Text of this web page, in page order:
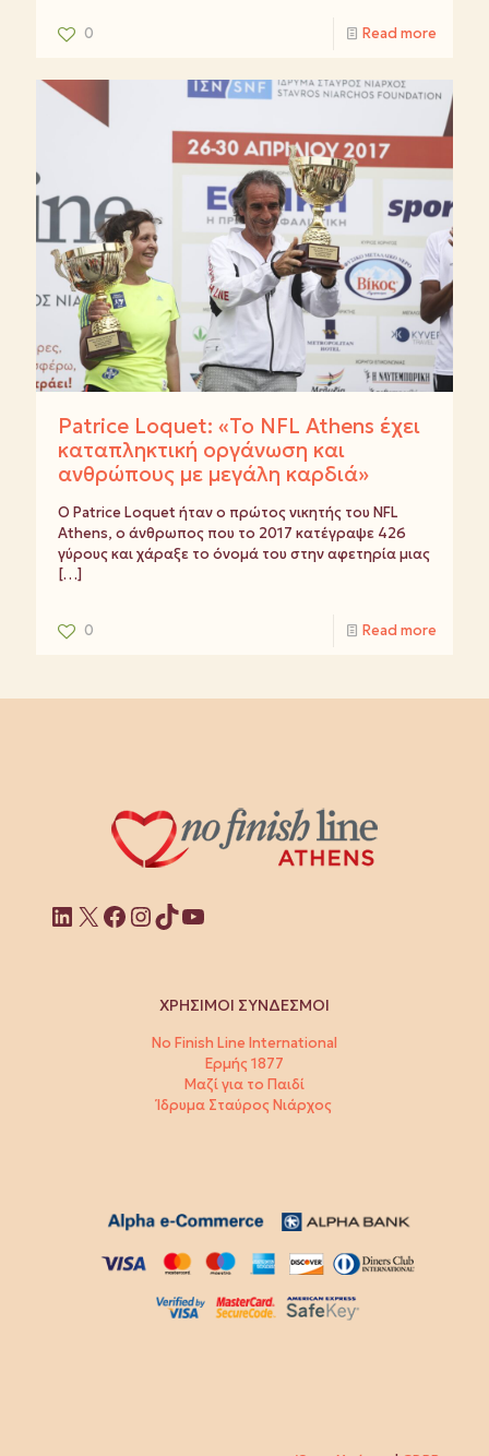
0 Read more
Patrice Loquet: «Το NFL Athens έχει
καταπληκτική οργάνωση και
ανθρώπους με μεγάλη καρδιά»
Ο Patrice Loquet ήταν ο πρώτος νικητής του NFL
Athens, ο άνθρωπος που το 2017 κατέγραψε 426
γύρους και χάραξε το όνομά του στην αφετηρία μιας
[…]
0 Read more
Linkedin
X Facebook
Instagram
TikTok
YouTube
ΧΡΗΣΙΜΟΙ ΣΥΝΔΕΣΜΟΙ
No Finish Line International
Ερμής 1877
Μαζί για το Παιδί
Ίδρυμα Σταύρος Νιάρχος